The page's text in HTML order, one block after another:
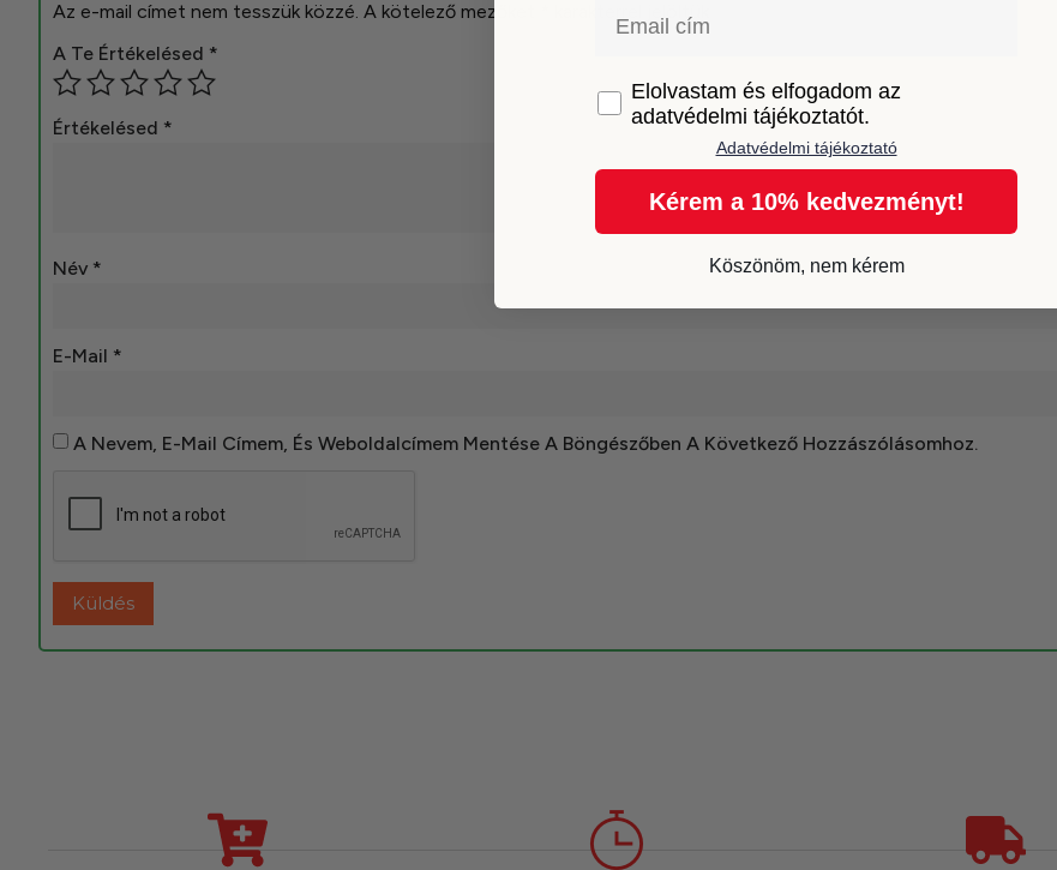
Az e-mail címet nem tesszük közzé. A kötelező mezőket
A Te Értékelésed *
Értékelésed *
Név *
E-Mail *
A Nevem, E-Mail Címem, És Weboldalcímem Mentése A Böngészőben A Következő Hozzászólásomhoz.
GDPRElolvastam és elfogadom az
adatvédelmi tájékoztatót.
Adatvédelmi tájékoztató
Kérem a 10% kedvezményt!
Köszönöm, nem kérem